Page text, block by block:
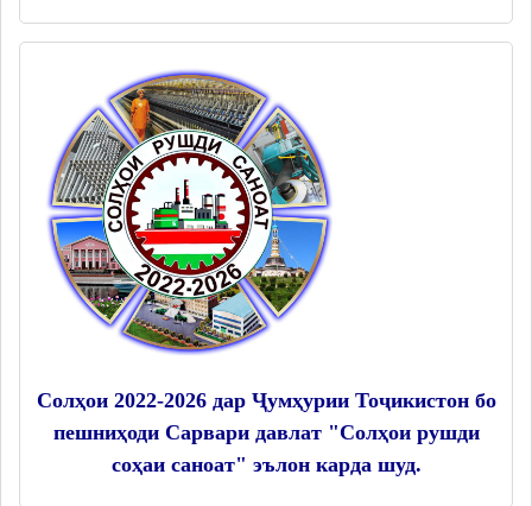
Солҳои 2022-2026 дар Ҷумҳурии Тоҷикистон бо
пешниҳоди Сарвари давлат "Солҳои рушди
соҳаи саноат" эълон карда шуд.